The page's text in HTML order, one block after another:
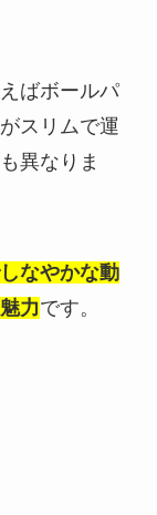
ばボールパ
スリムで運
異なりま
なやかな動
力です。